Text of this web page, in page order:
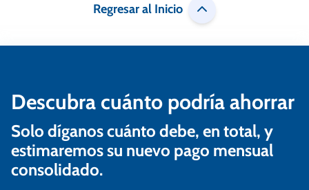
e
t
r
a
d
Regresar al Inicio
Descubra cuánto podría ahorrar
Solo díganos cuánto debe, en total, y
estimaremos su nuevo pago mensual
consolidado.